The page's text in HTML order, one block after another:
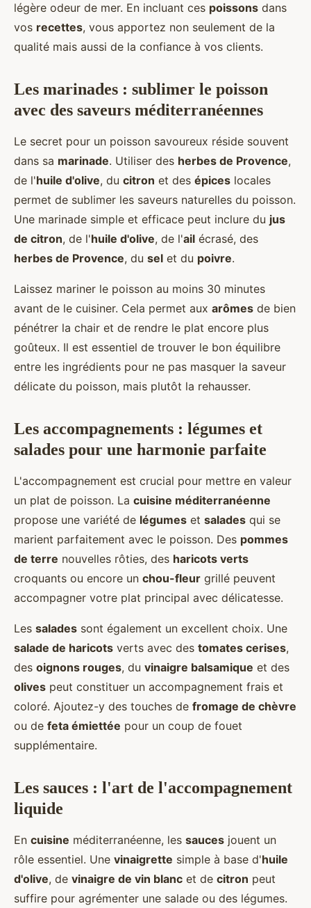
légère odeur de mer. En incluant ces poissons dans
vos recettes, vous apportez non seulement de la
qualité mais aussi de la confiance à vos clients.
Les marinades : sublimer le poisson
avec des saveurs méditerranéennes
Le secret pour un poisson savoureux réside souvent
dans sa marinade. Utiliser des herbes de Provence,
de l'huile d'olive, du citron et des épices locales
permet de sublimer les saveurs naturelles du poisson.
Une marinade simple et efficace peut inclure du jus
de citron, de l'huile d'olive, de l'ail écrasé, des
herbes de Provence, du sel et du poivre.
Laissez mariner le poisson au moins 30 minutes
avant de le cuisiner. Cela permet aux arômes de bien
pénétrer la chair et de rendre le plat encore plus
goûteux. Il est essentiel de trouver le bon équilibre
entre les ingrédients pour ne pas masquer la saveur
délicate du poisson, mais plutôt la rehausser.
Les accompagnements : légumes et
salades pour une harmonie parfaite
L'accompagnement est crucial pour mettre en valeur
un plat de poisson. La cuisine méditerranéenne
propose une variété de légumes et salades qui se
marient parfaitement avec le poisson. Des pommes
de terre nouvelles rôties, des haricots verts
croquants ou encore un chou-fleur grillé peuvent
accompagner votre plat principal avec délicatesse.
Les salades sont également un excellent choix. Une
salade de haricots verts avec des tomates cerises,
des oignons rouges, du vinaigre balsamique et des
olives peut constituer un accompagnement frais et
coloré. Ajoutez-y des touches de fromage de chèvre
ou de feta émiettée pour un coup de fouet
supplémentaire.
Les sauces : l'art de l'accompagnement
liquide
En cuisine méditerranéenne, les sauces jouent un
rôle essentiel. Une vinaigrette simple à base d'huile
d'olive, de vinaigre de vin blanc et de citron peut
suffire pour agrémenter une salade ou des légumes.